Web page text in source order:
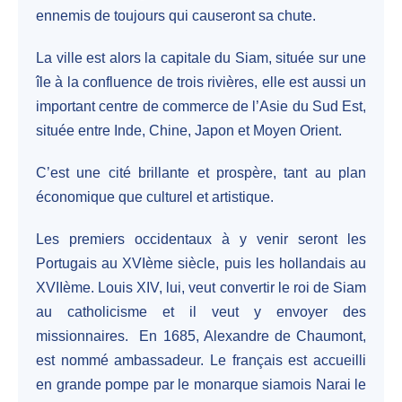
ennemis de toujours qui causeront sa chute.
La ville est alors la capitale du Siam, située sur une
île à la confluence de trois rivières, elle est aussi un
important centre de commerce de l’Asie du Sud Est,
située entre Inde, Chine, Japon et Moyen Orient.
C’est une cité brillante et prospère, tant au plan
économique que culturel et artistique.
Les premiers occidentaux à y venir seront les
Portugais au XVIème siècle, puis les hollandais au
XVIIème. Louis XIV, lui, veut convertir le roi de Siam
au catholicisme et il veut y envoyer des
missionnaires. En 1685, Alexandre de Chaumont,
est nommé ambassadeur. Le français est accueilli
en grande pompe par le monarque siamois Narai le